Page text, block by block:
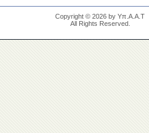
Copyright © 2026 by Υπ.Α.Α.Τ
All Rights Reserved.